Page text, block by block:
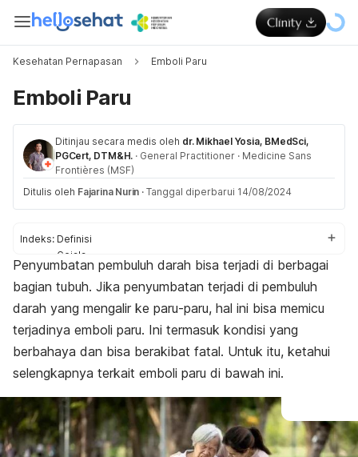
Kesehatan Pernapasan Emboli Paru
Emboli Paru
Ditinjau secara medis oleh dr. Mikhael Yosia, BMedSci,
PGCert, DTM&H. · General Practitioner · Medicine Sans
Frontières (MSF)
Ditulis oleh Fajarina Nurin · Tanggal diperbarui 14/08/2024
Indeks: Definisi
Gejala
Penyebab
Faktor risiko
Diagnosis
Pengobatan
Pengobatan di rumah
Penyumbatan pembuluh darah bisa terjadi di berbagai
bagian tubuh. Jika penyumbatan terjadi di pembuluh
darah yang mengalir ke paru-paru, hal ini bisa memicu
terjadinya emboli paru. Ini termasuk kondisi yang
berbahaya dan bisa berakibat fatal. Untuk itu, ketahui
selengkapnya terkait emboli paru di bawah ini.